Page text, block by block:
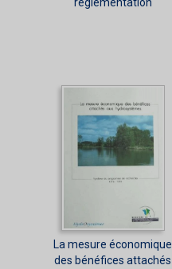
réglementation
La mesure économique
des bénéfices attachés